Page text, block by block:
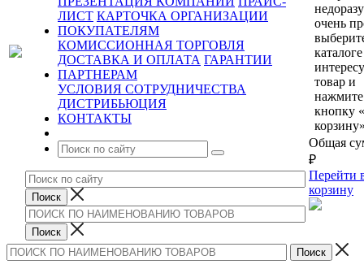
ЛИСТ КАРТОЧКА ОРГАНИЗАЦИИ
ПОКУПАТЕЛЯМ
КОМИССИОННАЯ ТОРГОВЛЯ
ДОСТАВКА И ОПЛАТА ГАРАНТИИ
ПАРТНЕРАМ
УСЛОВИЯ СОТРУДНИЧЕСТВА
ДИСТРИБЬЮЦИЯ
КОНТАКТЫ
очень
каталоге
товар и
нажмите
кнопку
Общая
₽
Перейти
корзину